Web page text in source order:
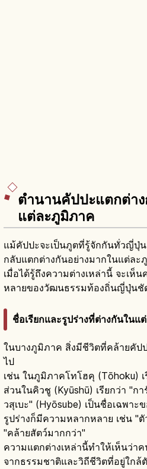
ตำนานคัปปะแตกต่าง
แต่ละภูมิภาค
แม้คัปปะจะเป็นภูตที่รู้จักกันทั่วญี่ปุ่
กลับแตกต่างกันอย่างมากในแต่ละ
เมื่อได้รู้ถึงความต่างเหล่านี้ จะเห็
หลายของวัฒนธรรมท้องถิ่นญี่ปุ่นชั
ชื่อเรียกและรูปร่างที่ต่างกันในแ
ในบางภูมิภาค สิ่งมีชีวิตที่คล้ายคัป
ไป
เช่น ในภูมิภาคโทโฮคุ (Tōhoku) เ
ส่วนในคิวชู (Kyūshū) เรียกว่า "ก
วสุเบะ" (Hyōsube) เป็นชื่อเฉพาะ
รูปร่างก็มีความหลากหลาย เช่น "
"คล้ายสัตว์มากกว่า"
ความแตกต่างเหล่านี้ทำให้เห็นว่า
จากธรรมชาติและวิถีชีวิตที่อยู่ใกล้